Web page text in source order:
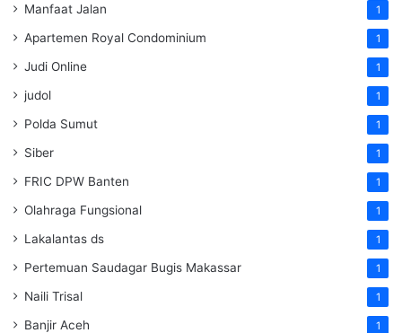
Manfaat Jalan 1
Apartemen Royal Condominium 1
Judi Online 1
judol 1
Polda Sumut 1
Siber 1
FRIC DPW Banten 1
Olahraga Fungsional 1
Lakalantas ds 1
Pertemuan Saudagar Bugis Makassar 1
Naili Trisal 1
Banjir Aceh 1